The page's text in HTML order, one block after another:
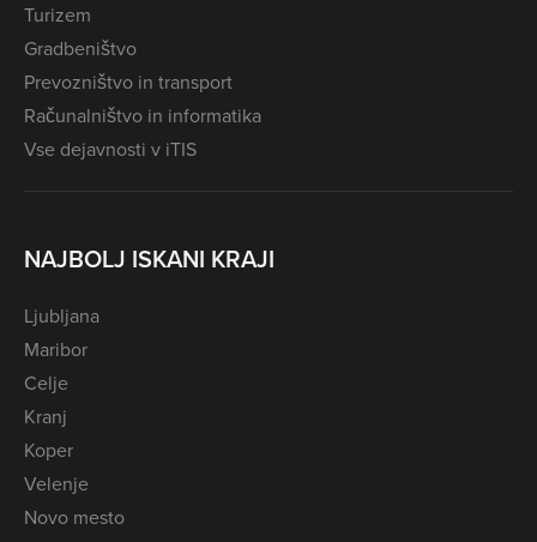
Turizem
Gradbeništvo
Prevozništvo in transport
Računalništvo in informatika
Vse dejavnosti v iTIS
NAJBOLJ ISKANI KRAJI
Ljubljana
Maribor
Celje
Kranj
Koper
Velenje
Novo mesto